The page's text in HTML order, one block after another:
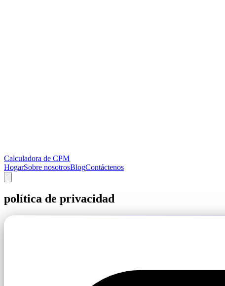
Calculadora de CPM
HogarSobre nosotrosBlogContáctenos
política de privacidad